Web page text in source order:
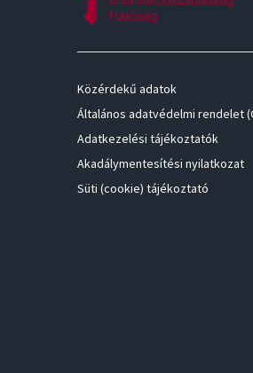
Közérdekű adatok
Általános adatvédelmi rendelet
Adatkezelési tájékoztatók
Akadálymentesítési nyilatkozat
Süti (cookie) tájékoztató